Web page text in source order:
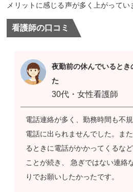
メリットに感じる声が多く上がってい
看護師の口コミ
夜勤前の休んでいると
た
30代・女性看護師
電話連絡が多く、勤務時間も不
電話に出られませんでした。ま
るときに電話がかかってくるな
ことが続き、 急ぎではない連絡
りでお願いしたかったです。